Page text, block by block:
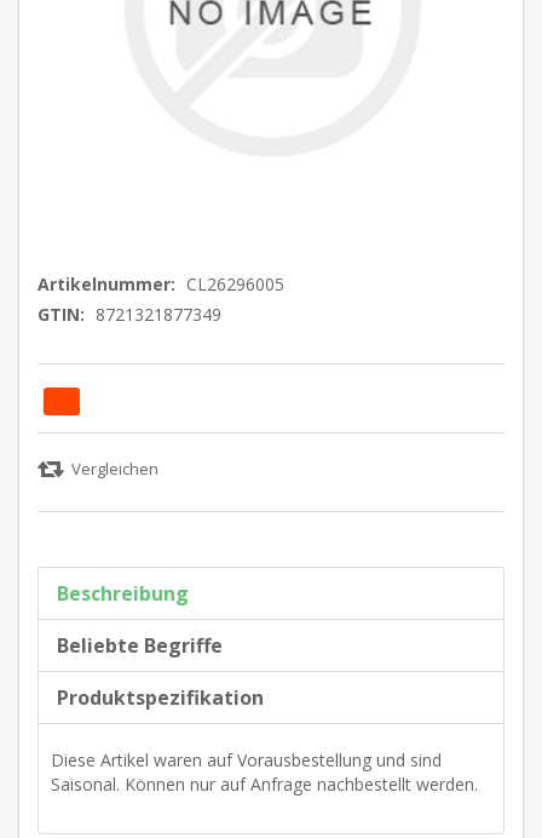
Artikelnummer: CL26296005
GTIN: 8721321877349
Beschreibung
Beliebte Begriffe
Produktspezifikation
Diese Artikel waren auf Vorausbestellung und sind
Saisonal. Können nur auf Anfrage nachbestellt werden.